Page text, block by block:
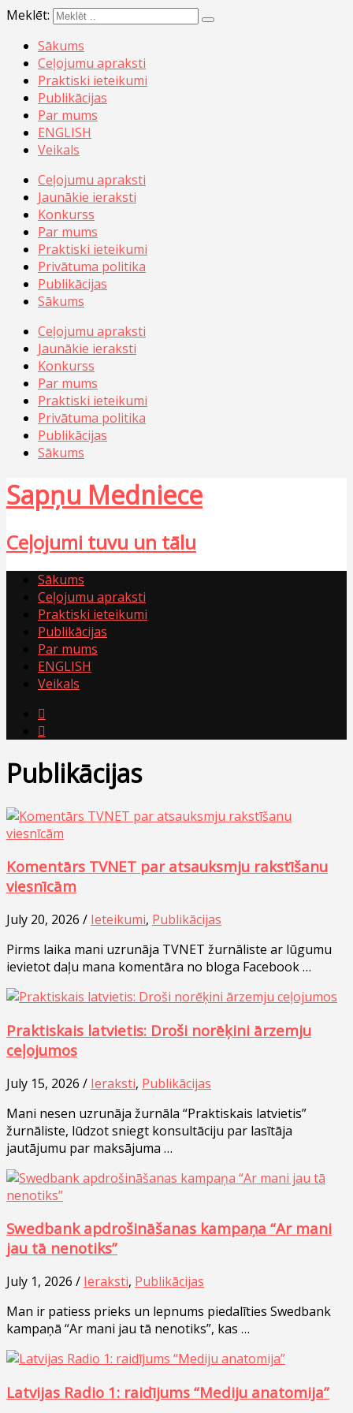
Meklēt:
Sākums
Ceļojumu apraksti
Praktiski ieteikumi
Publikācijas
Par mums
ENGLISH
Veikals
Ceļojumu apraksti
Jaunākie ieraksti
Konkurss
Par mums
Praktiski ieteikumi
Privātuma politika
Publikācijas
Sākums
Ceļojumu apraksti
Jaunākie ieraksti
Konkurss
Par mums
Praktiski ieteikumi
Privātuma politika
Publikācijas
Sākums
Sapņu Medniece
Ceļojumi tuvu un tālu
Sākums
Ceļojumu apraksti
Praktiski ieteikumi
Publikācijas
Par mums
ENGLISH
Veikals


Publikācijas
Komentārs TVNET par atsauksmju rakstīšanu
viesnīcām
July 20, 2026 / Ieteikumi, Publikācijas
Pirms laika mani uzrunāja TVNET žurnāliste ar lūgumu
ievietot daļu mana komentāra no bloga Facebook …
Praktiskais latvietis: Droši norēķini ārzemju
ceļojumos
July 15, 2026 / Ieraksti, Publikācijas
Mani nesen uzrunāja žurnāla “Praktiskais latvietis”
žurnāliste, lūdzot sniegt konsultāciju par lasītāja
jautājumu par maksājuma …
Swedbank apdrošināšanas kampaņa “Ar mani
jau tā nenotiks”
July 1, 2026 / Ieraksti, Publikācijas
Man ir patiess prieks un lepnums piedalīties Swedbank
kampaņā “Ar mani jau tā nenotiks”, kas …
Latvijas Radio 1: raidījums “Mediju anatomija”